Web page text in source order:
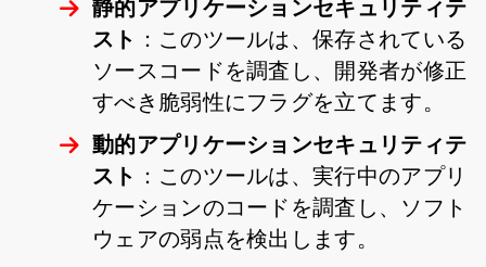
静的アプリケーションセキュリティテ
スト ：このツールは、保存されている
ソースコードを調査し、開発者が修正
すべき脆弱性にフラグを立てます。
動的アプリケーションセキュリティテ
スト ：このツールは、実行中のアプリ
ケーションのコードを調査し、ソフト
ウェアの弱点を検出します。